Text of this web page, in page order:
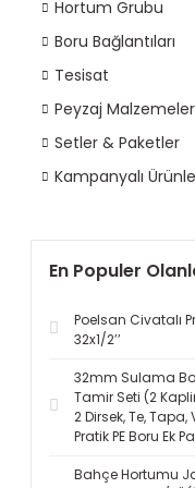
Hortum Grubu
Boru Bağlantıları
Tesisat
Peyzaj
Setler & Paketler
Kampanyalı
En Populer
Poelsan Civatalı
32x1/2’’
32mm Sulama
Tamir Seti (2
2 Dirsek, Te,
Pratik PE Boru Ek
Bahçe Hortumu